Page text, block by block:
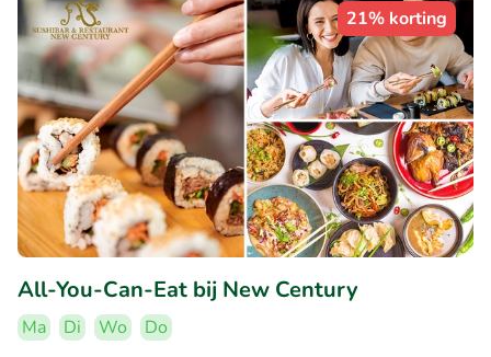
21% korting
All-You-Can-Eat bij New Century
Ma Di Wo
Do